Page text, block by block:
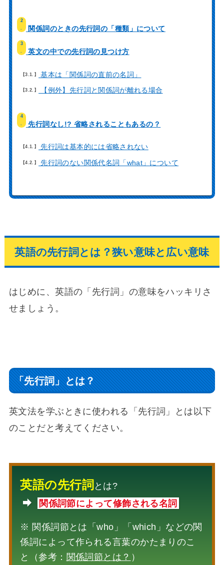
2
関係詞のときの先行詞の「種類」について
3
.
英文の中での先行詞の見つけ方
3.1. 基本は「関係詞の直前の名詞」
3.2. 【例外】先行詞と関係詞が離れる場合
4
先行詞なし!? 省略されることもあるの？
4.1. 先行詞は基本的には省略されない
4.2. 先行詞のない関係代名詞「what」について
英語の先行詞とは？狭い意味と広い意味
はじめに、英語の「先行詞」の意味をハッキリさ
せましょう。
「先行詞」とは？
英文法を学ぶときに使われる「先行詞」とは以下
のことだと考えてください。
英語の先行詞 とは?
関係詞節によって修飾される名詞
※ 関係詞節とは「who」「which」などの関
係詞によって作られる言葉のかたまりのこ
と（参考： 関係詞節とは？ ）